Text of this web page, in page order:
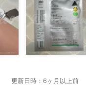
更新日時：6ヶ月以上前